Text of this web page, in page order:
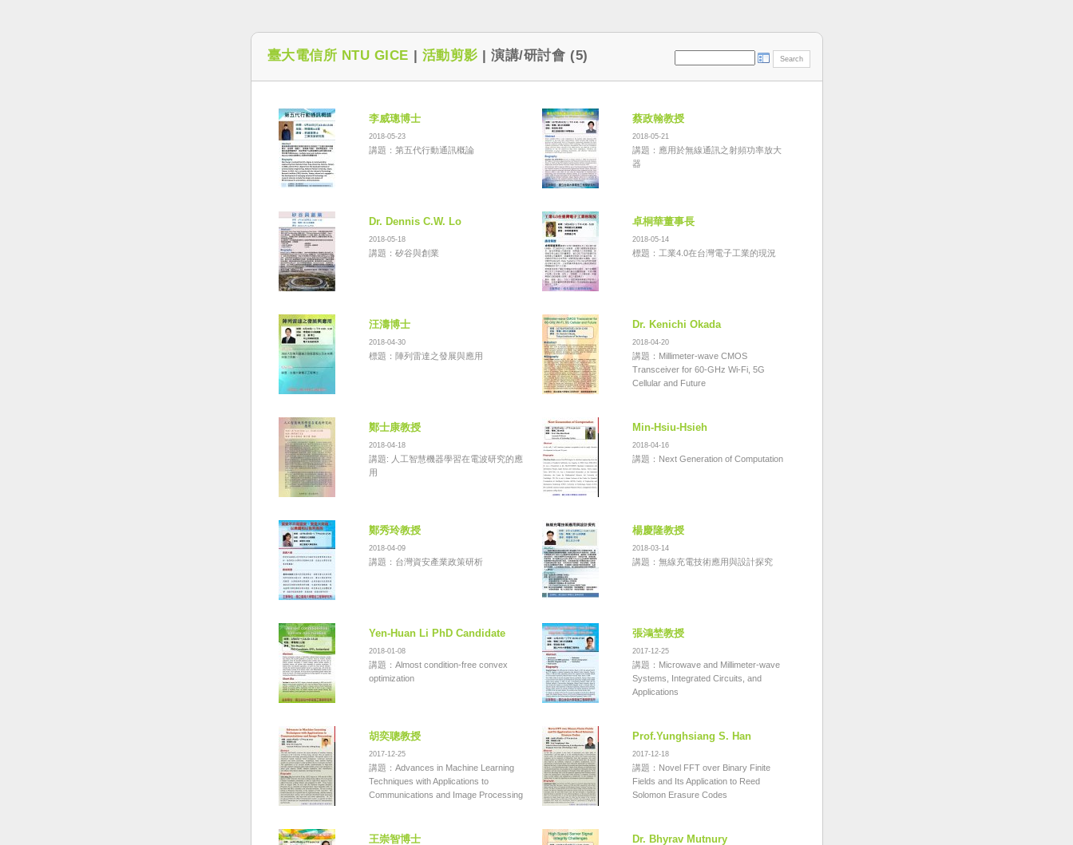
臺大電信所 NTU GICE | 活動剪影 |演講/研討會 (5)
李威璁博士
2018-05-23
講題：第五代行動通訊概論
蔡政翰教授
2018-05-21
講題：應用於無線通訊之射頻功率放大
器
Dr. Dennis C.W. Lo
2018-05-18
講題：矽谷與創業
卓桐華董事長
2018-05-14
標題：工業4.0在台灣電子工業的現況
汪濤博士
2018-04-30
標題：陣列雷達之發展與應用
Dr. Kenichi Okada
2018-04-20
講題：Millimeter-wave CMOS
Transceiver for 60-GHz Wi-Fi, 5G
Cellular and Future
鄭士康教授
2018-04-18
講題: 人工智慧機器學習在電波研究的應
用
Min-Hsiu-Hsieh
2018-04-16
講題：Next Generation of Computation
鄭秀玲教授
2018-04-09
講題：台灣資安產業政策研析
楊慶隆教授
2018-03-14
講題：無線充電技術應用與設計探究
Yen-Huan Li PhD Candidate
2018-01-08
講題：Almost condition-free convex
optimization
張鴻埜教授
2017-12-25
講題：Microwave and Millimeter-wave
Systems, Integrated Circuits, and
Applications
胡奕聰教授
2017-12-25
講題：Advances in Machine Learning
Techniques with Applications to
Communications and Image Processing
Prof.Yunghsiang S. Han
2017-12-18
講題：Novel FFT over Binary Finite
Fields and Its Application to Reed
Solomon Erasure Codes
王崇智博士 Dr. Bhyrav Mutnury